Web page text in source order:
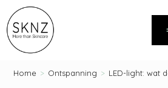
Home > Ontspanning > LED-light: wat